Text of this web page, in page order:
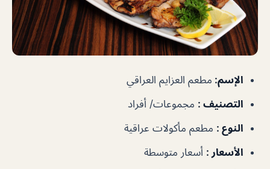
الإسم: مطعم العزايم العراقي
التصنيف : مجموعات/ أفراد
النوع : مطعم مأكولات عراقية
الأسعار : أسعار متوسطة